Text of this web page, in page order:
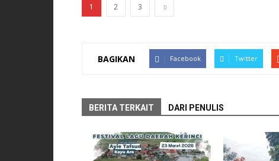
1 2 3
BAGIKAN Facebook Twitter
BERITA TERKAIT DARI PENULIS